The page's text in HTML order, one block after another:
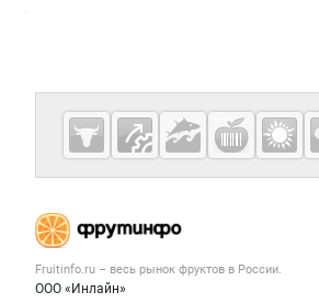
Дополнительная
Cсылки на полезные
Важные разделы и
Fruitinfo.ru – весь рынок фруктов в России.
ООО «Инлайн»